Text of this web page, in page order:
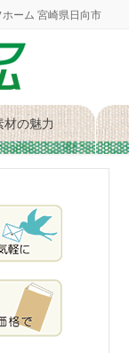
ーム 宮崎県日向市
材の魅力